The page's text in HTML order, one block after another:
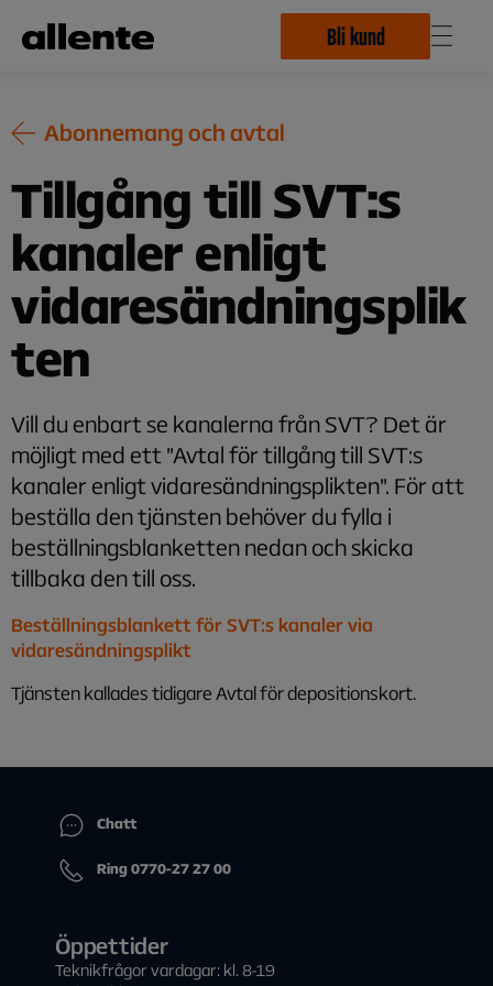
Bli kund
Abonnemang och avtal
Tillgång till SVT:s
kanaler enligt
vidaresändningsplik
ten
Vill du enbart se kanalerna från SVT? Det är
möjligt med ett ”Avtal för tillgång till SVT:s
kanaler enligt vidaresändningsplikten”. För att
beställa den tjänsten behöver du fylla i
beställningsblanketten nedan och skicka
tillbaka den till oss.
Beställningsblankett för SVT:s kanaler via
vidaresändningsplikt
Tjänsten kallades tidigare Avtal för depositionskort.
Chatt
Ring 0770-27 27 00
Öppettider
Teknikfrågor vardagar: kl. 8-19